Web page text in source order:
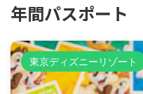
年間パスポート
東京ディズニーリゾート